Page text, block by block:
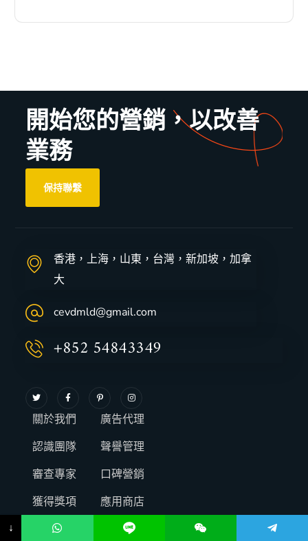
開始您的營銷，以改善
業務
保持聯繫
香港，上海，山東，台灣，新加坡，加拿
大
cevdmld@gmail.com
+852 54843349
關於我們
認識團隊
審查專家
獲得獎項
SEO優化
廣告代理
聲譽管理
口碑營銷
應用商店
網站開發
↓